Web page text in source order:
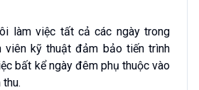
làm việc tất cả các ngày trong
viên kỹ thuật đảm bảo tiến trình
bất kể ngày đêm phụ thuộc vào